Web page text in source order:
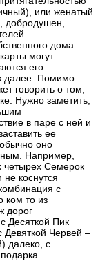
или женатый
добродушен,
дома
могут
его
далее. Помимо
говорить о том,
Нужно заметить,
в паре с ней и
ее
оно
Например,
четырех Семерок
коснутся
с
ком то из
дорог
с Десяткой Пик
Девяткой Червей –
далеко, с